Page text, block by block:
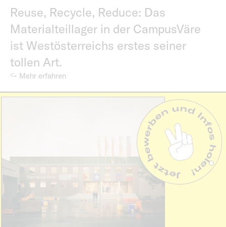
Reuse, Recycle, Reduce: Das
Materialteillager in der CampusVäre
ist Westösterreichs erstes seiner
tollen Art.
↪ Mehr erfahren